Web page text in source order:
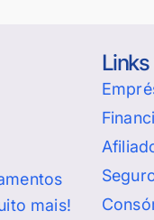
mais!